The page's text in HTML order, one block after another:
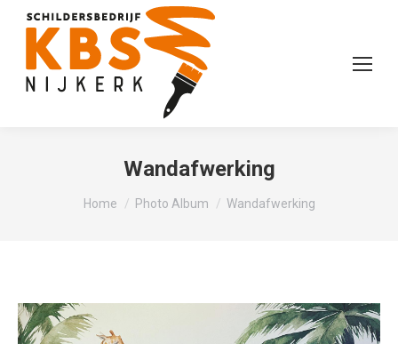
Wandafwerking
Je bent hier:
Home Photo Album Wandafwerking